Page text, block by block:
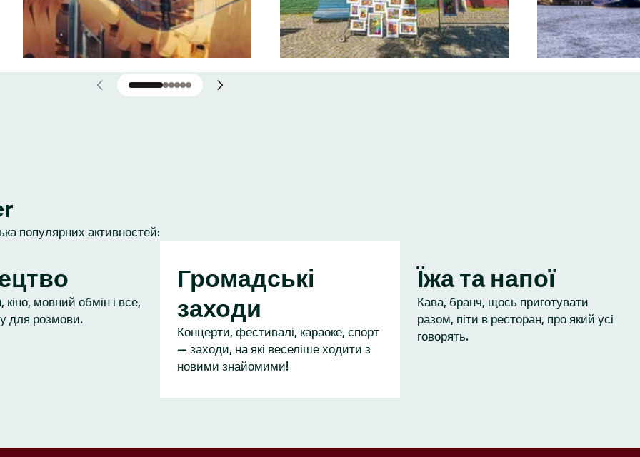
популярних активностей:
кіно, мовний обмін і все,
для розмови.
Громадські
заходи
Концерти, фестивалі, караоке, спорт
— заходи, на які веселіше ходити з
новими знайомими!
Їжа та напої
Кава, бранч, щось приготувати
разом, піти в ресторан, про який усі
говорять.